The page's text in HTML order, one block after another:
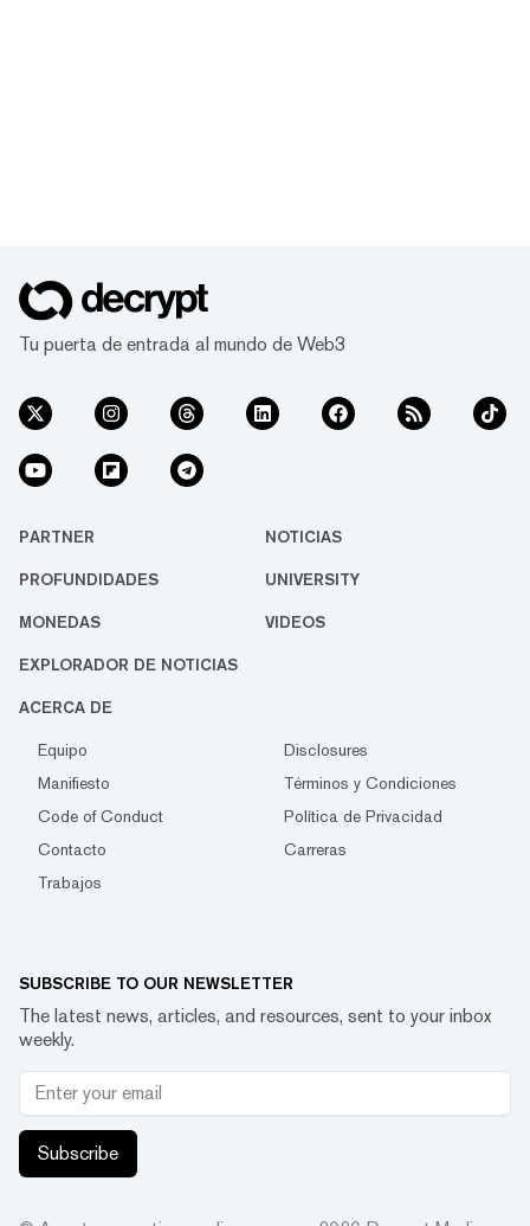
Tu puerta de entrada al mundo de Web3
PARTNER NOTICIAS
PROFUNDIDADES UNIVERSITY
MONEDAS VIDEOS
EXPLORADOR DE NOTICIAS
ACERCA DE
Equipo
Disclosures
Manifiesto
Términos y Condiciones
Code of Conduct
Política de Privacidad
Contacto
Carreras
Trabajos
SUBSCRIBE TO OUR NEWSLETTER
The latest news, articles, and resources, sent to your inbox
weekly.
Subscribe